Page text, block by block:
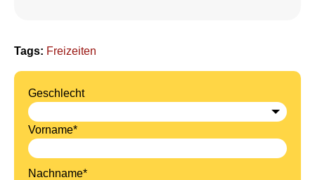
Tags: Freizeiten
Geschlecht
Vorname*
Nachname*